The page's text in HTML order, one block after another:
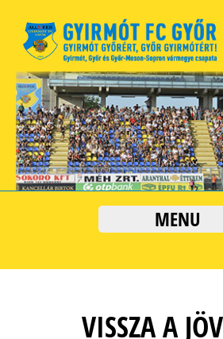
MENU
VISSZA A